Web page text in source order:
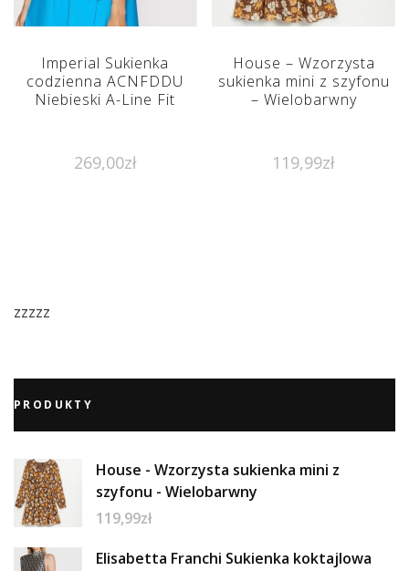
Imperial Sukienka
codzienna ACNFDDU
Niebieski A-Line Fit
269,00zł
House – Wzorzysta
sukienka mini z szyfonu
– Wielobarwny
119,99zł
zzzzz
PRODUKTY
House - Wzorzysta sukienka mini z
szyfonu - Wielobarwny
119,99zł
Elisabetta Franchi Sukienka koktajlowa